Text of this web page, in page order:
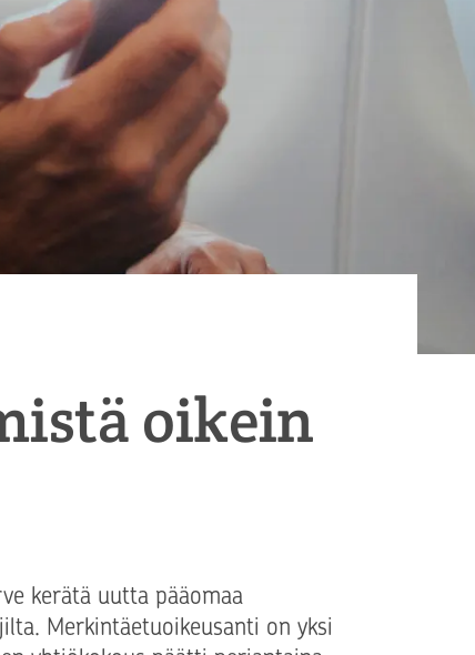
oikein
kerätä uutta pääomaa
Merkintäetuoikeusanti on yksi